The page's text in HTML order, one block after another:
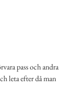
pass och andra
leta efter då man